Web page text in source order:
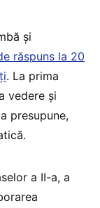
și
răspuns la 20
. La prima
vedere și
presupune,
a II-a, a